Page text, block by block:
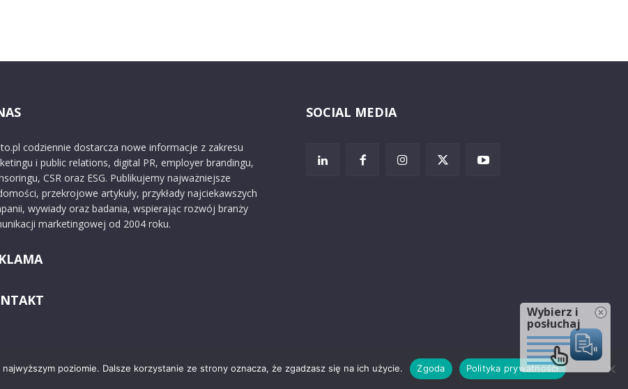
codziennie dostarcza nowe informacje z zakresu
i public relations, digital PR, employer brandingu,
CSR oraz ESG. Publikujemy najważniejsze
przekrojowe artykuły, przykłady najciekawszych
wywiady oraz badania, wspierając rozwój branży
marketingowej od 2004 roku.
SOCIAL MEDIA
O nas Reklama Zastrzeżenia prawne
poziomie. Dalsze korzystanie ze strony oznacza, że zgadzasz się na ich użycie. Zgoda Polityka prywatności
Wybierz i
posłuchaj